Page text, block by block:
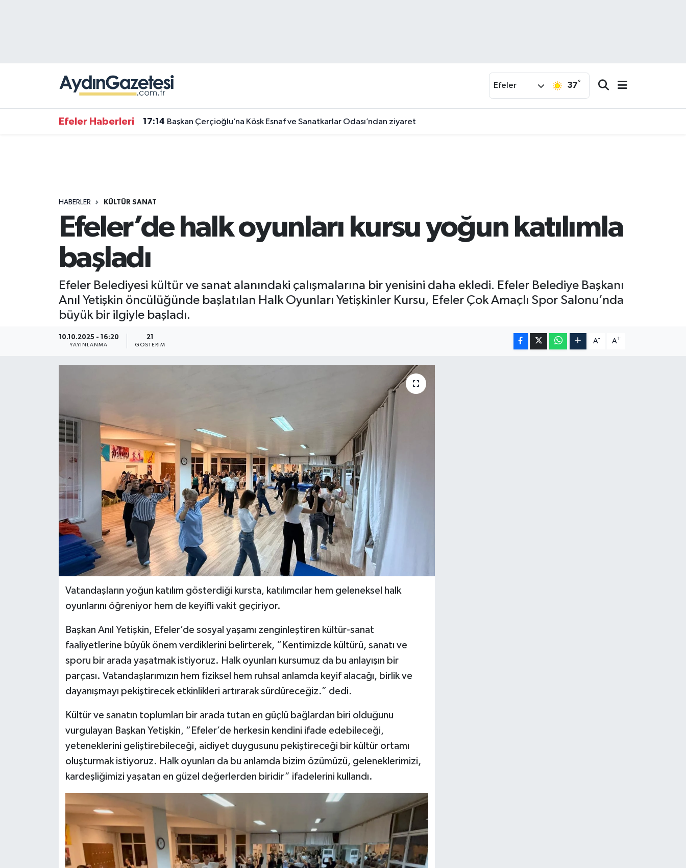
Efeler 37°
Efeler Haberleri 17:14 Başkan Çerçioğlu’na Köşk Esnaf ve Sanatkarlar Odası’ndan ziyaret
HABERLER KÜLTÜR SANAT
Efeler’de halk oyunları kursu yoğun katılımla
başladı
Efeler Belediyesi kültür ve sanat alanındaki çalışmalarına bir yenisini daha ekledi. Efeler Belediye Başkanı
Anıl Yetişkin öncülüğünde başlatılan Halk Oyunları Yetişkinler Kursu, Efeler Çok Amaçlı Spor Salonu’nda
büyük bir ilgiyle başladı.
10.10.2025 - 16:20
YAYINLANMA
21
GÖSTERIM
A- A+
Vatandaşların yoğun katılım gösterdiği kursta, katılımcılar hem geleneksel halk
oyunlarını öğreniyor hem de keyifli vakit geçiriyor.
Başkan Anıl Yetişkin, Efeler’de sosyal yaşamı zenginleştiren kültür-sanat
faaliyetlerine büyük önem verdiklerini belirterek, “Kentimizde kültürü, sanatı ve
sporu bir arada yaşatmak istiyoruz. Halk oyunları kursumuz da bu anlayışın bir
parçası. Vatandaşlarımızın hem fiziksel hem ruhsal anlamda keyif alacağı, birlik ve
dayanışmayı pekiştirecek etkinlikleri artırarak sürdüreceğiz.” dedi.
Kültür ve sanatın toplumları bir arada tutan en güçlü bağlardan biri olduğunu
vurgulayan Başkan Yetişkin, “Efeler’de herkesin kendini ifade edebileceği,
yeteneklerini geliştirebileceği, aidiyet duygusunu pekiştireceği bir kültür ortamı
oluşturmak istiyoruz. Halk oyunları da bu anlamda bizim özümüzü, geleneklerimizi,
kardeşliğimizi yaşatan en güzel değerlerden biridir” ifadelerini kullandı.
Süper Lig Puan Durumu ve Fikstür
Tüm Manşetler